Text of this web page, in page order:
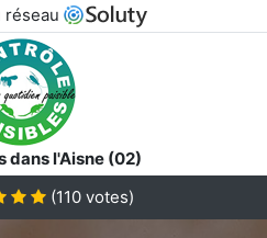
réseau
dans l'Aisne (02)
(110 votes)